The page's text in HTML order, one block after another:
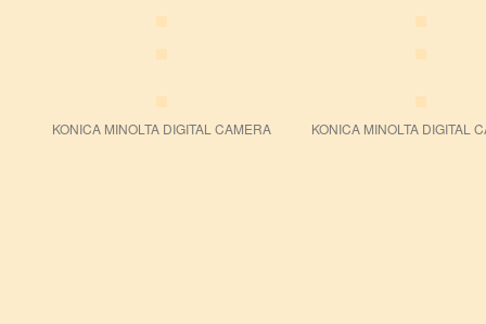
KONICA MINOLTA DIGITAL CAMERA KONICA MINOLTA DIGITAL